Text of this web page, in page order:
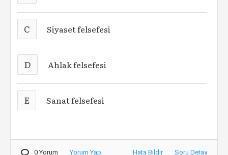
C Siyaset felsefesi
D Ahlak felsefesi
E Sanat felsefesi
0 Yorum Yorum Yap Hata Bildir Soru Detay